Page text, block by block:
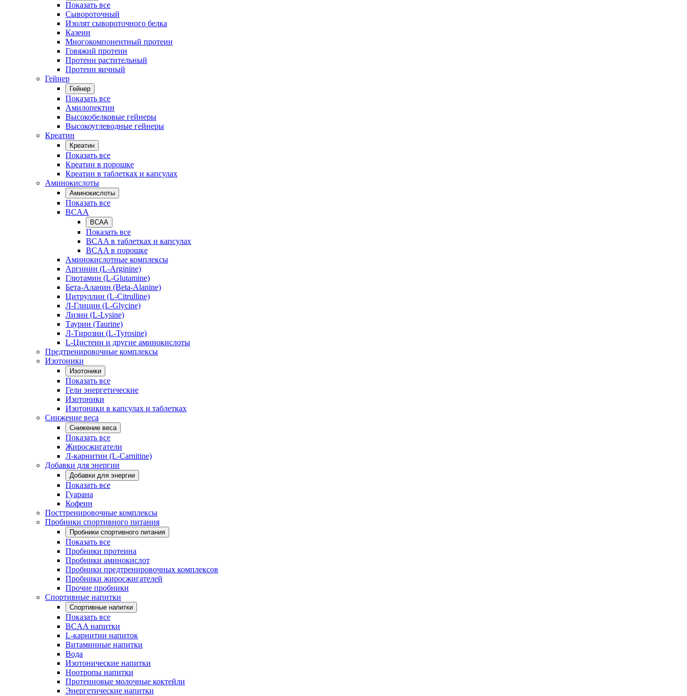
Показать все
Сывороточный
Изолят сывороточного белка
Казеин
Многокомпонентный протеин
Говяжий протеин
Протеин растительный
Протеин яичный
Гейнер
Гейнер
Показать все
Амилопектин
Высокобелковые гейнеры
Высокоуглеводные гейнеры
Креатин
Креатин
Показать все
Креатин в порошке
Креатин в таблетках и капсулах
Аминокислоты
Аминокислоты
Показать все
BCAA
BCAA
Показать все
BCAA в таблетках и капсулах
BCAA в порошке
Аминокислотные комплексы
Аргинин (L-Arginine)
Глютамин (L-Glutamine)
Бета-Аланин (Beta-Alanine)
Цитруллин (L-Citrulline)
Л-Глицин (L-Glycine)
Лизин (L-Lysine)
Таурин (Taurine)
Л-Тирозин (L-Tyrosine)
L-Цистеин и другие аминокислоты
Предтренировочные комплексы
Изотоники
Изотоники
Показать все
Гели энергетические
Изотоники
Изотоники в капсулах и таблетках
Снижение веса
Снижение веса
Показать все
Жиросжигатели
Л-карнитин (L-Carnitine)
Добавки для энергии
Добавки для энергии
Показать все
Гуарана
Кофеин
Посттренировочные комплексы
Пробники спортивного питания
Пробники спортивного питания
Показать все
Пробники протеина
Пробники аминокислот
Пробники предтренировочных комплексов
Пробники жиросжигателей
Прочие пробники
Спортивные напитки
Спортивные напитки
Показать все
BCAA напитки
L-карнитин напиток
Витаминные напитки
Вода
Изотонические напитки
Ноотропы напитки
Протеиновые молочные коктейли
Энергетические напитки